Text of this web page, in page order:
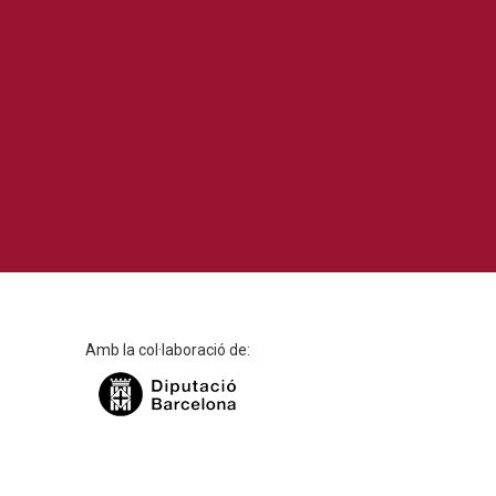
Amb la col·laboració de: